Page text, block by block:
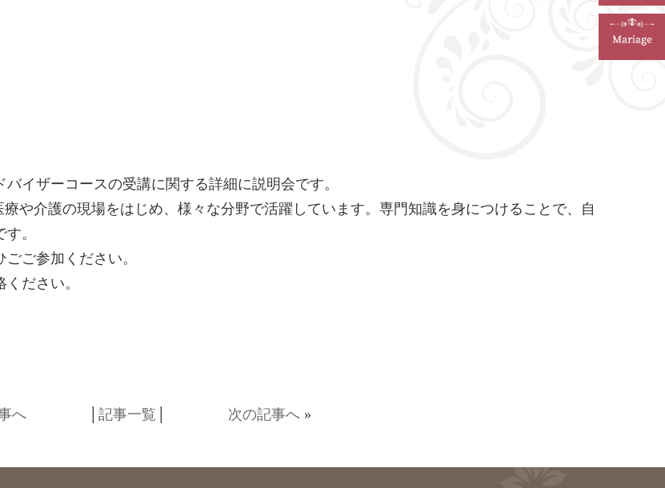
イザーコースの受講に関する詳細に説明会です。
介護の現場をはじめ、様々な分野で活躍しています。専門知識を身につけることで、自
。
ご参加ください。
ださい。
へ 記事一覧 次の記事へ »